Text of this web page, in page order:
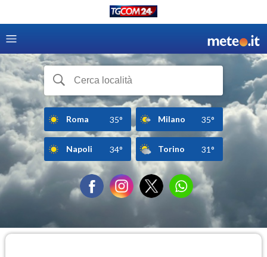
Roma 35° Milano 35°
Napoli 34° Torino 31°